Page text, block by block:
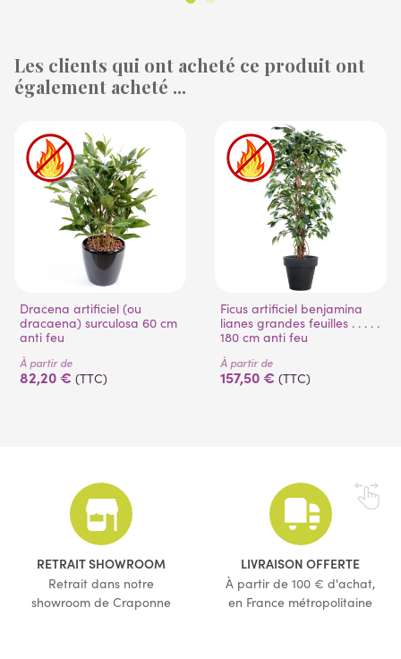
Les clients qui ont acheté ce produit ont
également acheté ...
Dracena artificiel (ou
dracaena) surculosa 60 cm
anti feu
À partir de
82,20 € (TTC)
Ficus artificiel benjamina
lianes grandes feuilles . . . . .
180 cm anti feu
À partir de
157,50 € (TTC)
RETRAIT SHOWROOM
Retrait dans notre
showroom de Craponne
LIVRAISON OFFERTE
À partir de 100 € d'achat,
en France métropolitaine